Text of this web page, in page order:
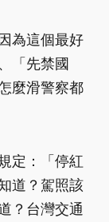
為這個最好
「先禁國
麼滑警察都
定：「停紅
道？駕照該
？台灣交通